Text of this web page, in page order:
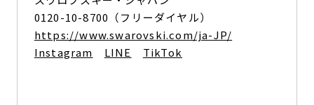
0120-10-8700（フリーダイヤル）
https://www.swarovski.com/ja-JP/
Instagram
LINE TikTok